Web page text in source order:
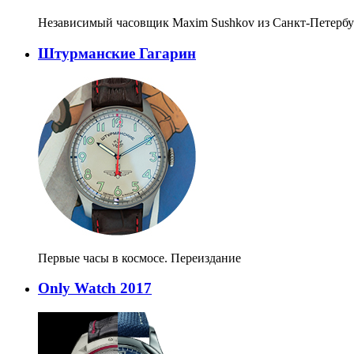
Независимый часовщик Maxim Sushkov из Санкт-
Штурманские Гагарин
Первые часы в космосе. Переиздание
Only Watch 2017